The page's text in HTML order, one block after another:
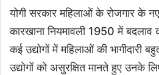
योगी सरकार महिलाओं के रोजगार के
कारखाना नियमावली 1950 में
कई उद्योगों में महिलाओं की भागीदारी
उद्योगों को असुरक्षित मानते हुए उनके